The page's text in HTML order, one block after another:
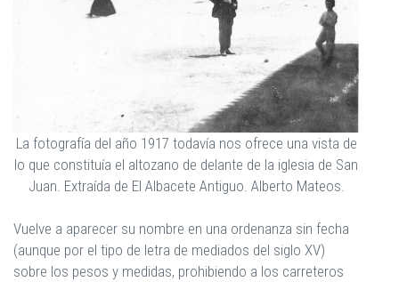
La fotografía del año 1917 todavía nos ofrece una vista de
lo que constituía el altozano de delante de la iglesia de San
Juan. Extraída de El Albacete Antiguo. Alberto Mateos.
Vuelve a aparecer su nombre en una ordenanza sin fecha
(aunque por el tipo de letra de mediados del siglo XV)
sobre los pesos y medidas, prohibiendo a los carreteros